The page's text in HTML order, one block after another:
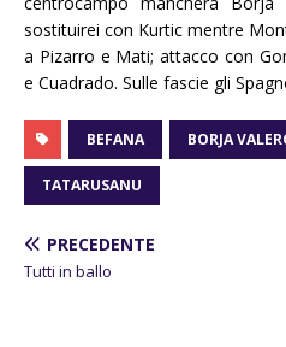
sostituirei con Kurtic mentre
a Pizarro e Mati; attacco con
e Cuadrado. Sulle fascie gli
BEFANA BORJA
TATARUSANU
PRECEDENTE
Tutti in ballo